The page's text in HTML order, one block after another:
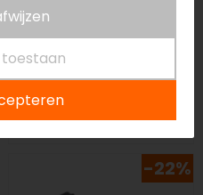
AGV
INSYDE BOOM
Microfoon
30,0027,99
-22%